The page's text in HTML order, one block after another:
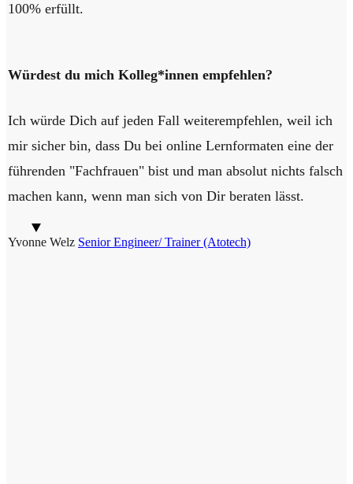
100% erfüllt.
Würdest du mich Kolleg*innen empfehlen?
Ich würde Dich auf jeden Fall weiterempfehlen, weil ich
mir sicher bin, dass Du bei online Lernformaten eine der
führenden "Fachfrauen" bist und man absolut nichts falsch
machen kann, wenn man sich von Dir beraten lässt.
Yvonne Welz Senior Engineer/ Trainer (Atotech)